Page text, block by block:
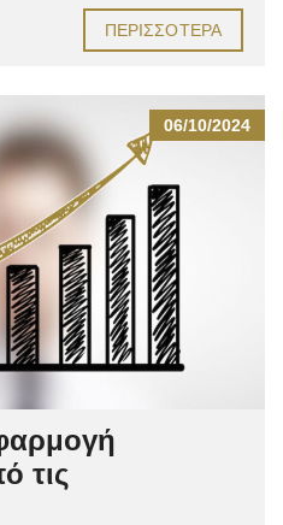
ΠΕΡΙΣΣΌΤΕΡΑ
06/10/2024
τις